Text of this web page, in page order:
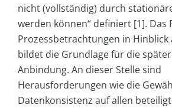
nicht (vollständig) durch
werden können“ definiert [1]. Das
Prozessbetrachtungen in
bildet die Grundlage für die
Anbindung. An dieser Stelle sind
Herausforderungen wie die
Datenkonsistenz auf allen